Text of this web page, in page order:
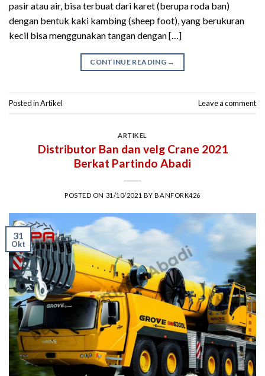
pasir atau air, bisa terbuat dari karet (berupa roda ban)
dengan bentuk kaki kambing (sheep foot), yang berukuran
kecil bisa menggunakan tangan dengan […]
CONTINUE READING →
Posted inArtikel Leave a comment
ARTIKEL
Distributor Ban dan velg Crane 2021
Berkat Partindo Abadi
POSTED ON 31/10/2021 BYBANFORK426
31
Okt